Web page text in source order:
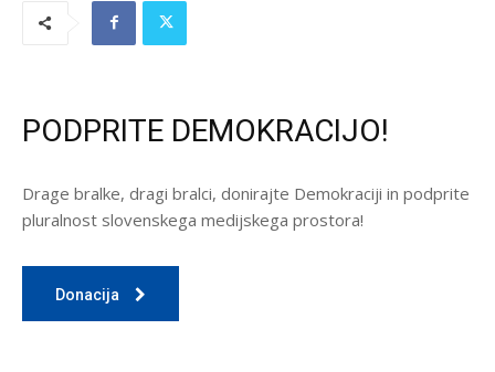
PODPRITE DEMOKRACIJO!
Drage bralke, dragi bralci, donirajte Demokraciji in podprite
pluralnost slovenskega medijskega prostora!
Donacija